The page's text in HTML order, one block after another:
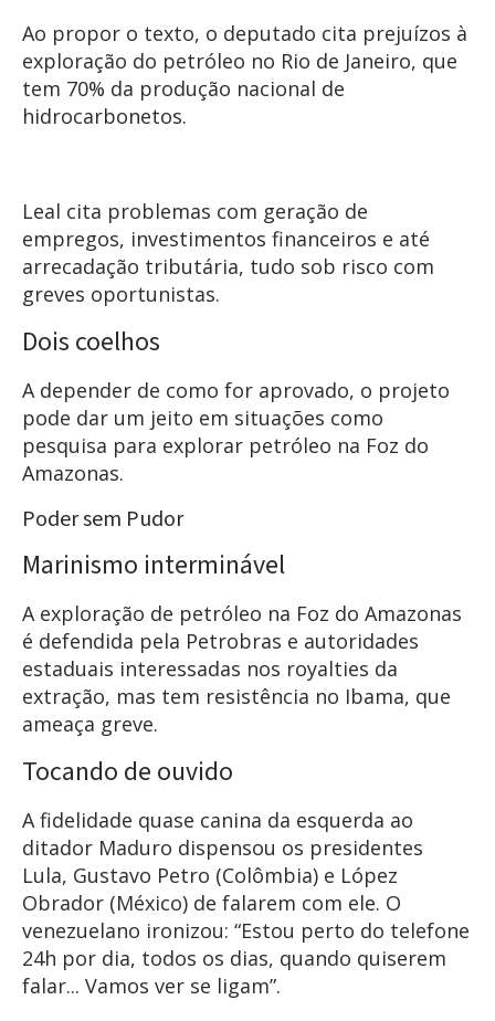
Ao propor o texto, o deputado cita prejuízos à
exploração do petróleo no Rio de Janeiro, que
tem 70% da produção nacional de
hidrocarbonetos.
Leal cita problemas com geração de
empregos, investimentos financeiros e até
arrecadação tributária, tudo sob risco com
greves oportunistas.
Dois coelhos
A depender de como for aprovado, o projeto
pode dar um jeito em situações como
pesquisa para explorar petróleo na Foz do
Amazonas.
Poder sem Pudor
Marinismo interminável
A exploração de petróleo na Foz do Amazonas
é defendida pela Petrobras e autoridades
estaduais interessadas nos royalties da
extração, mas tem resistência no Ibama, que
ameaça greve.
Tocando de ouvido
A fidelidade quase canina da esquerda ao
ditador Maduro dispensou os presidentes
Lula, Gustavo Petro (Colômbia) e López
Obrador (México) de falarem com ele. O
venezuelano ironizou: “Estou perto do telefone
24h por dia, todos os dias, quando quiserem
falar... Vamos ver se ligam”.